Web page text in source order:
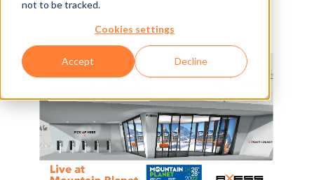
not to be tracked.
Cookies settings
Accept Decline